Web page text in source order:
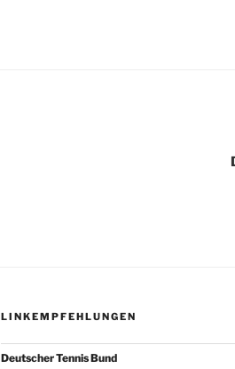
LINKEMPFEHLUNGEN
Deutscher Tennis Bund